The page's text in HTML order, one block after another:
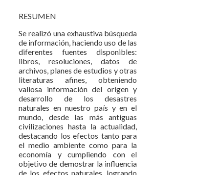
RESUMEN
Se realizó una exhaustiva búsqueda
de información, haciendo uso de las
diferentes fuentes disponibles:
libros, resoluciones, datos de
archivos, planes de estudios y otras
literaturas afines, obteniendo
valiosa información del origen y
desarrollo de los desastres
naturales en nuestro país y en el
mundo, desde las más antiguas
civilizaciones hasta la actualidad,
destacando los efectos tanto para
el medio ambiente como para la
economía y cumpliendo con el
objetivo de demostrar la influencia
de los efectos naturales, logrando